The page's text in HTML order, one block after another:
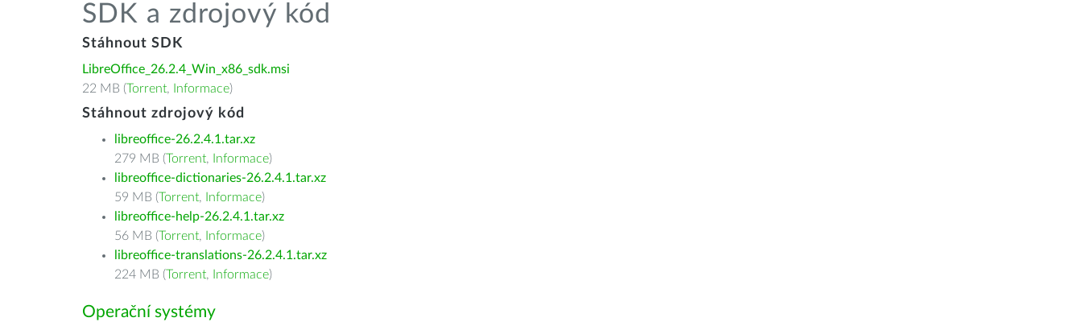
SDK a zdrojový kód
Stáhnout SDK
LibreOffice_26.2.4_Win_x86_sdk.msi
22 MB (Torrent, Informace)
Stáhnout zdrojový kód
libreoffice-26.2.4.1.tar.xz
279 MB (Torrent, Informace)
libreoffice-dictionaries-26.2.4.1.tar.xz
59 MB (Torrent, Informace)
libreoffice-help-26.2.4.1.tar.xz
56 MB (Torrent, Informace)
libreoffice-translations-26.2.4.1.tar.xz
224 MB (Torrent, Informace)
Operační systémy